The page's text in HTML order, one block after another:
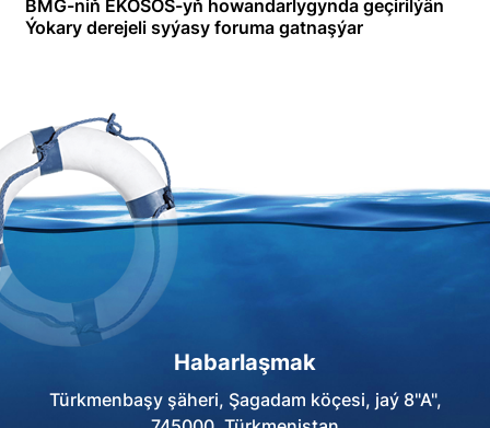
BMG-niň EKOSOS-yň howandarlygynda geçirilýän
Ýokary derejeli syýasy foruma gatnaşýar
Habarlaşmak
Türkmenbaşy şäheri, Şagadam köçesi, jaý 8"A",